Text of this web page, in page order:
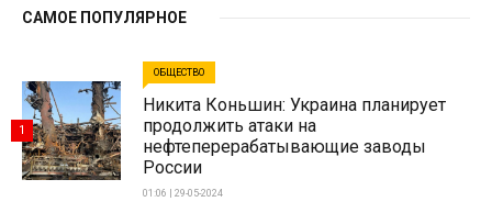
САМОЕ ПОПУЛЯРНОЕ
ОБЩЕСТВО
Никита Коньшин: Украина планирует
продолжить атаки на
нефтеперерабатывающие заводы
России
01:06 | 29-05-2024
1